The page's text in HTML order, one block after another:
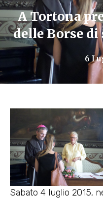
A Tortona
delle Borse
6
Sabato 4 luglio 2015,